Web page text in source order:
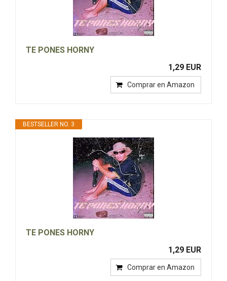
TE PONES HORNY
1,29 EUR
Comprar en Amazon
BESTSELLER NO. 3
TE PONES HORNY
1,29 EUR
Comprar en Amazon